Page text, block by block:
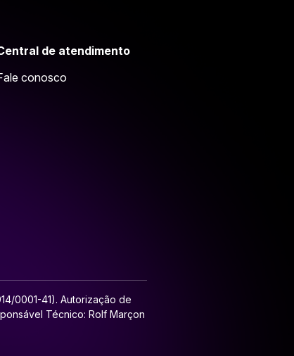
de atendimento
conosco
0001-41). Autorização de
Técnico: Rolf Marçon